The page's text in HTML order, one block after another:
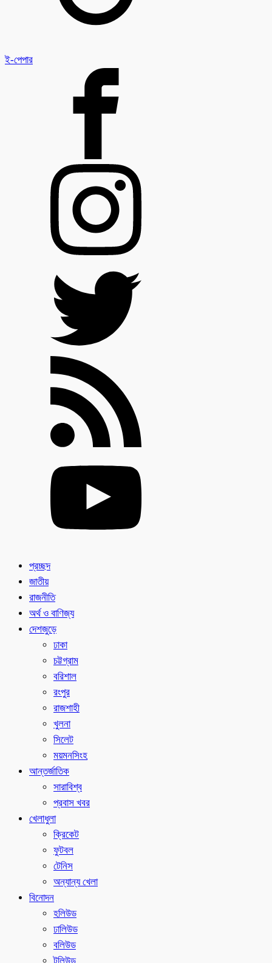
ই-পেপার
প্রচ্ছদ
জাতীয়
রাজনীতি
অর্থ ও বাণিজ্য
দেশজুড়ে
ঢাকা
চট্টগ্রাম
বরিশাল
রংপুর
রাজশাহী
খুলনা
সিলেট
ময়মনসিংহ
আন্তর্জাতিক
সারাবিশ্ব
প্রবাস খবর
খেলাধুলা
ক্রিকেট
ফুটবল
টেনিস
অন্যান্য খেলা
বিনোদন
হলিউড
ঢালিউড
বলিউড